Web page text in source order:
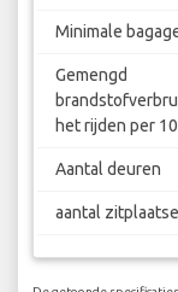
Minimale
Gemengd
het rijden per
Aantal deuren
aantal